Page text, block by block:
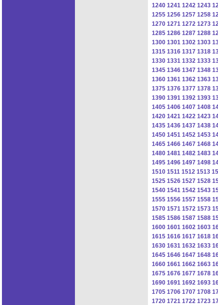
1240 1241 1242 1243
1255 1256 1257 1258
1270 1271 1272 1273
1285 1286 1287 1288
1300 1301 1302 1303
1315 1316 1317 1318
1330 1331 1332 1333
1345 1346 1347 1348
1360 1361 1362 1363
1375 1376 1377 1378
1390 1391 1392 1393
1405 1406 1407 1408
1420 1421 1422 1423
1435 1436 1437 1438
1450 1451 1452 1453
1465 1466 1467 1468
1480 1481 1482 1483
1495 1496 1497 1498
1510 1511 1512 1513
1525 1526 1527 1528
1540 1541 1542 1543
1555 1556 1557 1558
1570 1571 1572 1573
1585 1586 1587 1588
1600 1601 1602 1603
1615 1616 1617 1618
1630 1631 1632 1633
1645 1646 1647 1648
1660 1661 1662 1663
1675 1676 1677 1678
1690 1691 1692 1693
1705 1706 1707 1708
1720 1721 1722 1723